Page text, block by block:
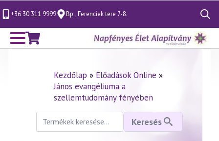
+36 30 311 9999 Bp., Ferenciek tere 7-8.
Search
for:
Kezdőlap » Előadások Online »
János evangéliuma a
szellemtudomány fényében
Keresés
következőre:
Keresés